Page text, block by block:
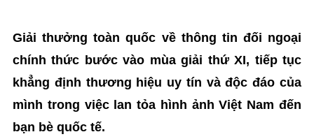
Giải thưởng toàn quốc về thông tin đối ngoại
chính thức bước vào mùa giải thứ XI, tiếp tục
khẳng định thương hiệu uy tín và độc đáo của
mình trong việc lan tỏa hình ảnh Việt Nam đến
bạn bè quốc tế.